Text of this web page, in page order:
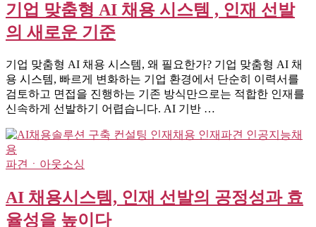
기업 맞춤형 AI 채용 시스템 , 인재 선발
의 새로운 기준
기업 맞춤형 AI 채용 시스템, 왜 필요한가? 기업 맞춤형 AI 채
용 시스템, 빠르게 변화하는 기업 환경에서 단순히 이력서를
검토하고 면접을 진행하는 기존 방식만으로는 적합한 인재를
신속하게 선발하기 어렵습니다. AI 기반 …
파견ㆍ아웃소싱
AI 채용시스템, 인재 선발의 공정성과 효
율성을 높이다